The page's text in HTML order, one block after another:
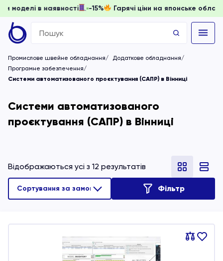
доки моделі в наявності -15% Гарячі ціни на
Search
for:
Промислове швейне обладнання
Додаткове обладнання
Програмне забезпечення
Системи автоматизованого проєктування (САПР) в Вінниці
Системи автоматизованого
проєктування (САПР) в Вінниці
Відображаються усі з 12 результатів
Фільтр
Порівняти
В